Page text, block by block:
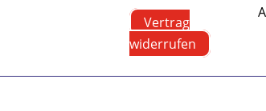
Vertrag
widerrufen